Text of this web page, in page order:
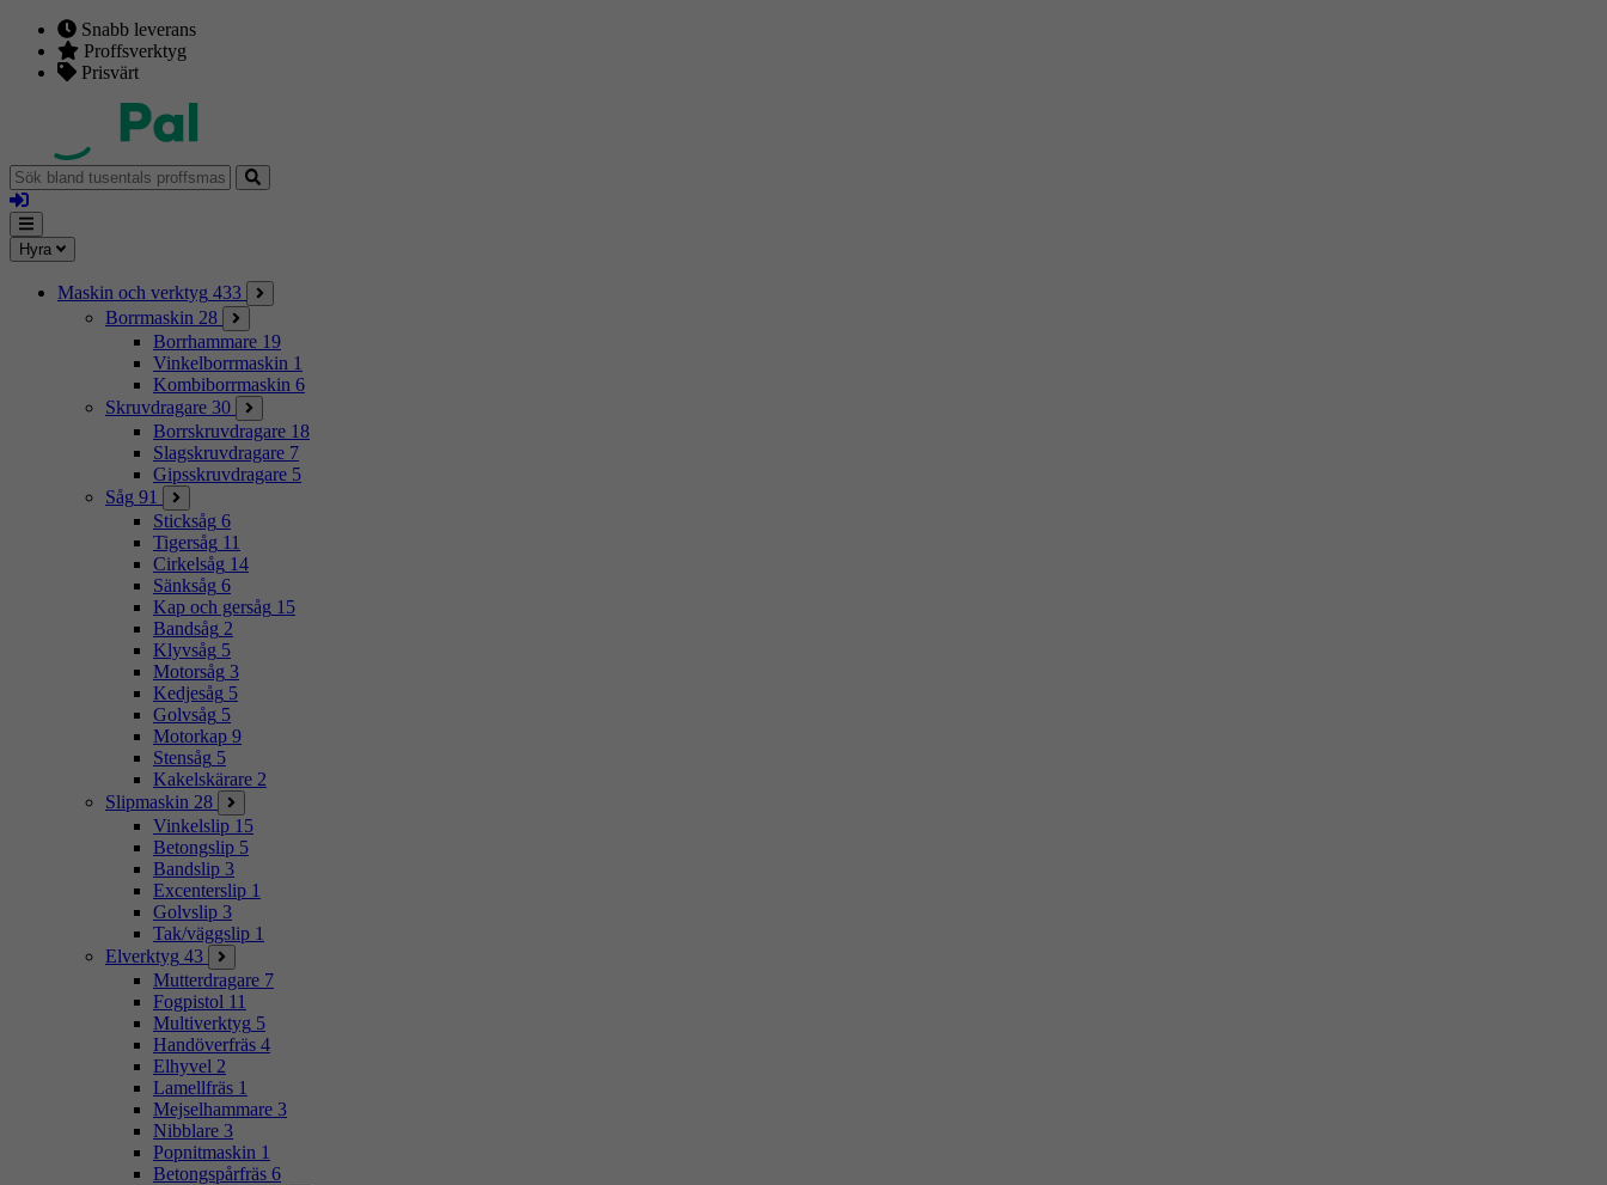
Snabb leverans
Proffsverktyg
Prisvärt
Sök
bland
tusentals
proffsmaskiner
Logga
in
Mina
sidor
Meny
Hyra
Maskin och verktyg 433
Borrmaskin 28
Borrhammare 19
Vinkelborrmaskin 1
Kombiborrmaskin 6
Skruvdragare 30
Borrskruvdragare 18
Slagskruvdragare 7
Gipsskruvdragare 5
Såg 91
Sticksåg 6
Tigersåg 11
Cirkelsåg 14
Sänksåg 6
Kap och gersåg 15
Bandsåg 2
Klyvsåg 5
Motorsåg 3
Kedjesåg 5
Golvsåg 5
Motorkap 9
Stensåg 5
Kakelskärare 2
Slipmaskin 28
Vinkelslip 15
Betongslip 5
Bandslip 3
Excenterslip 1
Golvslip 3
Tak/väggslip 1
Elverktyg 43
Mutterdragare 7
Fogpistol 11
Multiverktyg 5
Handöverfräs 4
Elhyvel 2
Lamellfräs 1
Mejselhammare 3
Nibblare 3
Popnitmaskin 1
Betongspårfräs 6